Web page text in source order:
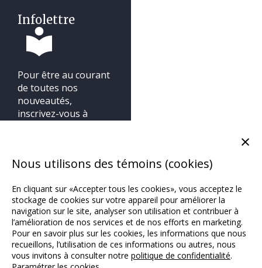
Infolettre
Pour être au courant
de toutes nos
nouveautés,
inscrivez-vous à
Nous utilisons des témoins (cookies)
En cliquant sur «Accepter tous les cookies», vous acceptez le
stockage de cookies sur votre appareil pour améliorer la
navigation sur le site, analyser son utilisation et contribuer à
l’amélioration de nos services et de nos efforts en marketing.
Pour en savoir plus sur les cookies, les informations que nous
recueillons, l’utilisation de ces informations ou autres, nous
vous invitons à consulter notre politique de confidentialité.
×